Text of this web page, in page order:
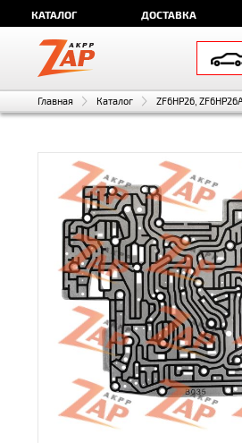
КАТАЛОГ ДОСТАВКА
Главная Каталог ZF6HP26,